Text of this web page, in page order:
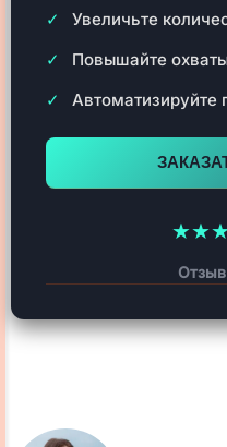
Увеличьте
Повышайте
Автоматизируйте